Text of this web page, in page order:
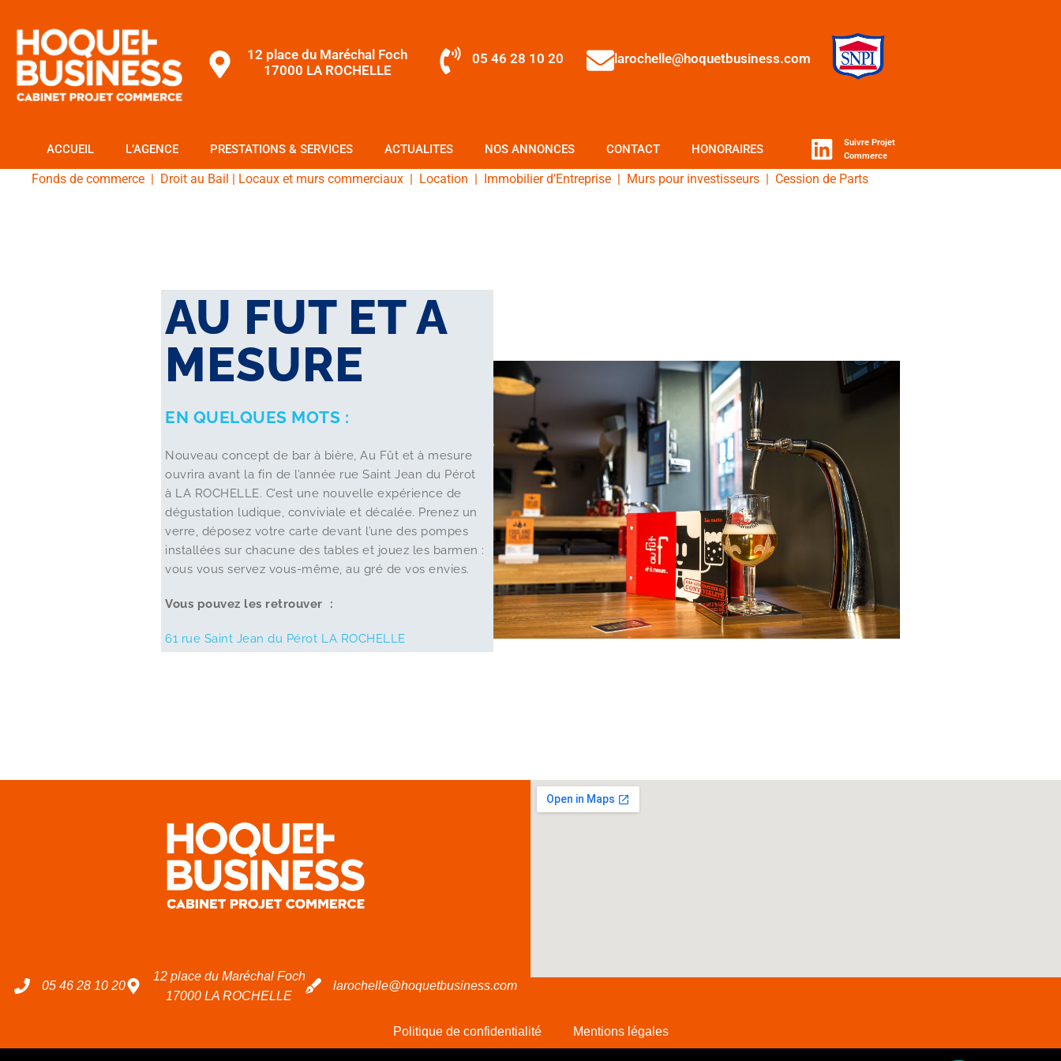
12 place du Maréchal Foch
17000 LA ROCHELLE
05 46 28 10 20 larochelle@hoquetbusiness.com
ACCUEIL L’AGENCE PRESTATIONS & SERVICES ACTUALITES NOS ANNONCES CONTACT HONORAIRES
Suivre Projet
Commerce
Fonds de commerce | Droit au Bail | Locaux et murs commerciaux | Location | Immobilier d’Entreprise | Murs pour investisseurs | Cession de Parts
AU FUT ET A
MESURE
EN QUELQUES MOTS :
Nouveau concept de bar à bière, Au Fût et à mesure
ouvrira avant la fin de l’année rue Saint Jean du Pérot
à LA ROCHELLE. C’est une nouvelle expérience de
dégustation ludique, conviviale et décalée. Prenez un
verre, déposez votre carte devant l’une des pompes
installées sur chacune des tables et jouez les barmen :
vous vous servez vous-même, au gré de vos envies.
Vous pouvez les retrouver :
61 rue Saint Jean du Pérot LA ROCHELLE
05 46 28 10 20
12 place du Maréchal Foch
17000 LA ROCHELLE
larochelle@hoquetbusiness.com
Politique de confidentialité Mentions légales